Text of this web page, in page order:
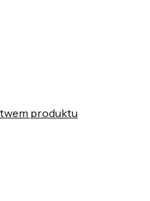
produktu